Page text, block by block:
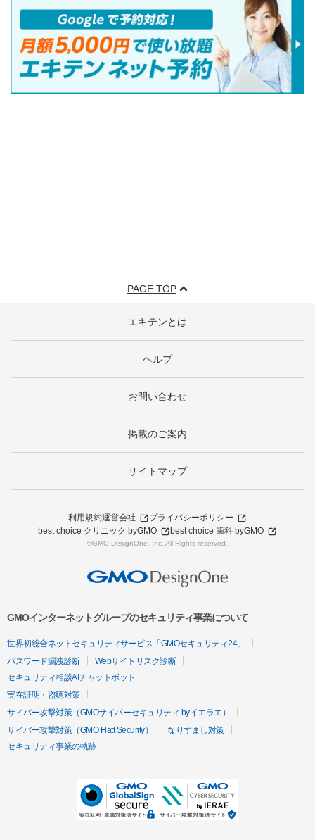
PAGE TOP
エキテンとは
ヘルプ
お問い合わせ
掲載のご案内
サイトマップ
利用規約運営会社
プライバシーポリシー
best choice クリニック byGMO
best choice 歯科 byGMO
©GMO DesignOne, Inc. All Rights reserved.
GMOインターネットグループのセキュリティ事業について
世界初総合ネットセキュリティサービス「GMOセキュリティ24」
パスワード漏洩診断
Webサイトリスク診断
セキュリティ相談AIチャットボット
実在証明・盗聴対策
サイバー攻撃対策（GMOサイバーセキュリティ byイエラエ）
サイバー攻撃対策（GMO Flatt Security）
なりすまし対策
セキュリティ事業の軌跡